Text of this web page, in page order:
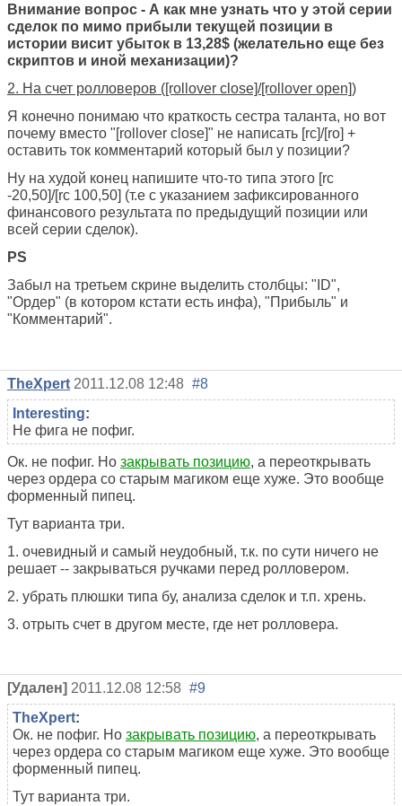
Внимание вопрос - А как мне узнать что у этой серии
сделок по мимо прибыли текущей позиции в
истории висит убыток в 13,28$ (желательно еще без
скриптов и иной механизации)?
2. На счет ролловеров ([rollover close]/[rollover open])
Я конечно понимаю что краткость сестра таланта, но вот
почему вместо "[rollover close]" не написать [rc]/[ro] +
оставить ток комментарий который был у позиции?
Ну на худой конец напишите что-то типа этого [rc
-20,50]/[rc 100,50] (т.е с указанием зафиксированного
финансового результата по предыдущий позиции или
всей серии сделок).
PS
Забыл на третьем скрине выделить столбцы: "ID",
"Ордер" (в котором кстати есть инфа), "Прибыль" и
"Комментарий".
TheXpert 2011.12.08 12:48 #8
Interesting:
Не фига не пофиг.
Ок. не пофиг. Но закрывать позицию, а переоткрывать
через ордера со старым магиком еще хуже. Это вообще
форменный пипец.
Тут варианта три.
1. очевидный и самый неудобный, т.к. по сути ничего не
решает -- закрываться ручками перед ролловером.
2. убрать плюшки типа бу, анализа сделок и т.п. хрень.
3. отрыть счет в другом месте, где нет ролловера.
[Удален] 2011.12.08 12:58 #9
TheXpert:
Ок. не пофиг. Но закрывать позицию, а переоткрывать
через ордера со старым магиком еще хуже. Это вообще
форменный пипец.
Тут варианта три.